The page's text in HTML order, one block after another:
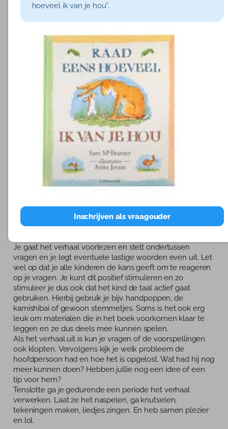
Kinderen die interactief voorgelezen worden, vergroten
de woordkennis en gaan actiever zelf aan de slag met
horen immers veel meer woorden dan dat er in het boek
staan en er mee te maken hebben. Daarnaast herinneren
ze zich ook meer woorden. Het blijft beter hangen.
Daarnaast stimuleert het de taalbegrip en heeft dit ook
positieve effecten voor de ontwikkeling van het kind. En
het plezier om met taal en woorden tijdens het voorlezen
aan de slag te gaan is natuurlijk het belangrijkste. Ze
vinden het gewoon erg leuk en doen actief met je mee.
Wat wil je nog meer? Daarnaast hebben ze ook al
geoefend met samenvatten, personages herkennen etc
waar ze wat aan hebben op de basisschool.
Hoe pak je dit aan?
Je bepaalt vooraf je doelen en kunt de volgende stappen
Kijk samen naar de kaft en noem de titel alvast en kijk dan
eens samen naar de plaatjes. Waar denk je dat het over
gaat? Over wie gaat het? Waar is het? Wat denk je dat er
Je gaat het verhaal voorlezen en stelt ondertussen
vragen en je legt eventuele lastige woorden even uit. Let
wel op dat je alle kinderen de kans geeft om te reageren
op je vragen. Je kunt dit positief stimuleren en zo
stimuleer je dus ook dat het kind de taal actief gaat
gebruiken. Hierbij gebruik je bijv. handpoppen, de
kamishibai of gewoon stemmetjes. Soms is het ook erg
leuk om materialen die in het boek voorkomen klaar te
leggen en ze dus deels mee kunnen spelen.
Als het verhaal uit is kun je vragen of de voorspellingen
ook klopten. Vervolgens kijk je welk probleem de
hoofdpersoon had en hoe het is opgelost. Wat had hij nog
meer kunnen doen? Hebben jullie nog een idee of een
tip voor hem?
Tenslotte ga je gedurende een periode het verhaal
verwerken. Laat ze het naspelen, ga knutselen,
tekeningen maken, liedjes zingen. En heb samen plezier
en lol.
hoeveel ik van je hou”.
Inschrijven als vraagouder